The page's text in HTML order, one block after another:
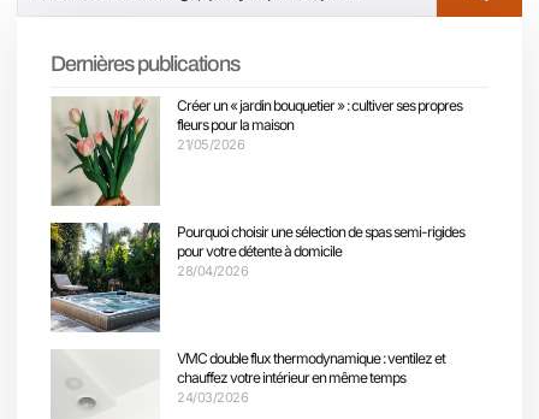
Dernières publications
Créer un « jardin bouquetier » : cultiver ses propres
fleurs pour la maison
21/05/2026
Pourquoi choisir une sélection de spas semi-rigides
pour votre détente à domicile
28/04/2026
VMC double flux thermodynamique : ventilez et
chauffez votre intérieur en même temps
24/03/2026